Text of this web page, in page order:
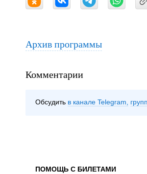
Архив программы
Комментарии
Обсудить в канале Telegram
ПОМОЩЬ С БИЛЕТАМИ